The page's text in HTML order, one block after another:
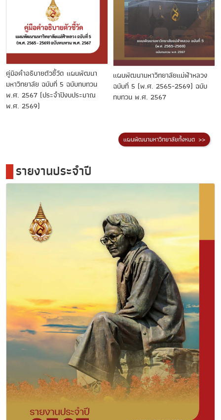
คู่มือคำอธิบายตัวชี้วัด แผนพัฒนา
มหาวิทยาลัย ฉบับที่ 5 ฉบับทบทวน
พ.ศ. 2567 (ประจำปีงบประมาณ
พ.ศ. 2569)
แผนพัฒนามหาวิทยาลัยแม่ฟ้าหลวง
ฉบับที่ 5 (พ.ศ. 2565-2569) ฉบับ
ทบทวน พ.ศ. 2567
แผนพัฒนามหาวิทยาลัยทั้งหมด >>
รายงานประจำปี